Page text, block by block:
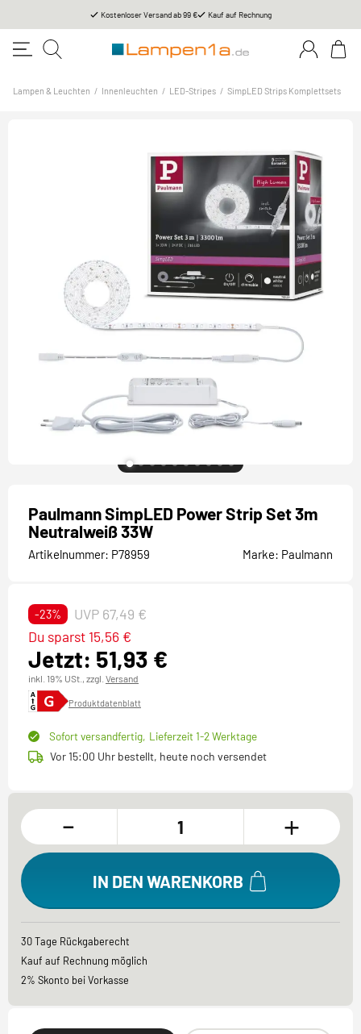
Kostenloser Versand ab 99 € Kauf auf Rechnung
Lampen & Leuchten / Innenleuchten / LED-Stripes / SimpLED Strips Komplettsets
Paulmann SimpLED Power Strip Set 3m
Neutralweiß 33W
Artikelnummer: P78959 Marke: Paulmann
-23% UVP 67,49 €
Jetzt: 51,93 €
Du sparst 15,56 €
inkl. 19% USt., zzgl. Versand
Produktdatenblatt
Sofort versandfertig, Lieferzeit 1-2 Werktage
Vor 15:00 Uhr bestellt, heute noch versendet
- +
IN DEN WARENKORB
30 Tage Rückgaberecht
Kauf auf Rechnung möglich
2% Skonto bei Vorkasse